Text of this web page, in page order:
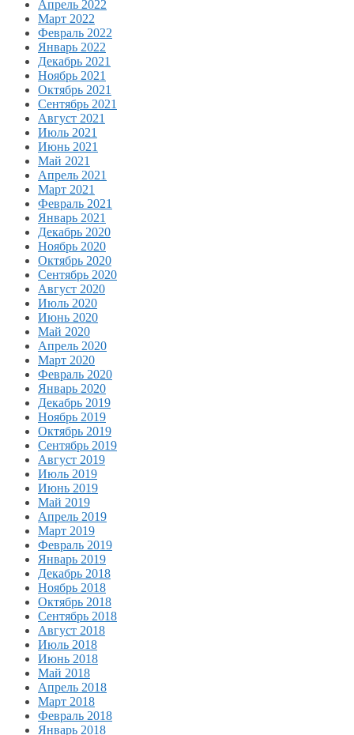
Апрель 2022
Март 2022
Февраль 2022
Январь 2022
Декабрь 2021
Ноябрь 2021
Октябрь 2021
Сентябрь 2021
Август 2021
Июль 2021
Июнь 2021
Май 2021
Апрель 2021
Март 2021
Февраль 2021
Январь 2021
Декабрь 2020
Ноябрь 2020
Октябрь 2020
Сентябрь 2020
Август 2020
Июль 2020
Июнь 2020
Май 2020
Апрель 2020
Март 2020
Февраль 2020
Январь 2020
Декабрь 2019
Ноябрь 2019
Октябрь 2019
Сентябрь 2019
Август 2019
Июль 2019
Июнь 2019
Май 2019
Апрель 2019
Март 2019
Февраль 2019
Январь 2019
Декабрь 2018
Ноябрь 2018
Октябрь 2018
Сентябрь 2018
Август 2018
Июль 2018
Июнь 2018
Май 2018
Апрель 2018
Март 2018
Февраль 2018
Январь 2018